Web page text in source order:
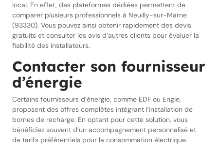
local. En effet, des plateformes dédiées permettent de
comparer plusieurs professionnels à Neuilly-sur-Marne
(93330). Vous pouvez ainsi obtenir rapidement des devis
gratuits et consulter les avis d’autres clients pour évaluer la
fiabilité des installateurs.
Contacter son fournisseur
d’énergie
Certains fournisseurs d’énergie, comme EDF ou Engie,
proposent des offres complètes intégrant l’installation de
bornes de recharge. En optant pour cette solution, vous
bénéficiez souvent d’un accompagnement personnalisé et
de tarifs préférentiels pour la consommation électrique.